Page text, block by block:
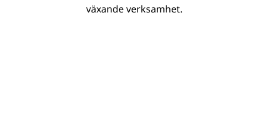
växande verksamhet.